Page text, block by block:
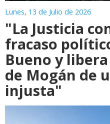
Lunes, 13 de Julio de 2026
"La Justicia
fracaso
Bueno y
de Mogán de
injusta"